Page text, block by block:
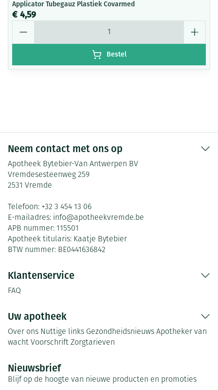
Applicator Tubegauz Plastiek Covarmed
€ 4,59
Bestel
Neem contact met ons op
Apotheek Bytebier-Van Antwerpen BV
Vremdesesteenweg 259
2531 Vremde
Telefoon: +32 3 454 13 06
E-mailadres: info@apotheekvremde.be
APB nummer: 115501
Apotheek titularis: Kaatje Bytebier
BTW nummer: BE0441636842
Klantenservice
FAQ
Uw apotheek
Over ons Nuttige links Gezondheidsnieuws Apotheker van
wacht Voorschrift Zorgtarieven
Nieuwsbrief
Blijf op de hoogte van nieuwe producten en promoties